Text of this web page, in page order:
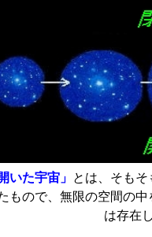
いた宇宙」 とは、そも
もので、無限の空間の
は存在